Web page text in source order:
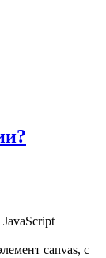
JavaScript
canvas, с